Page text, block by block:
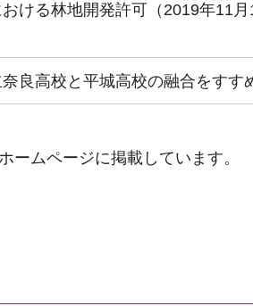
ける林地開発許可（2019年11月
良高校と平城高校の融合をすす
ムページに掲載しています。